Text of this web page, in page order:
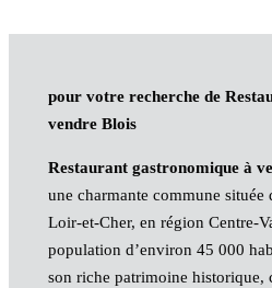
pour votre recherche de
vendre Blois
Restaurant gastronomique à
une charmante commune située
Loir-et-Cher, en région Centre-
population d’environ 45 000
son riche patrimoine historique,